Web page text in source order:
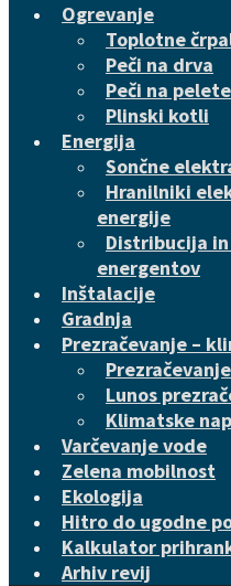
Ogrevanje
Toplotne
Peči na drva
Peči na pelete
Plinski kotli
Energija
Sončne
Hranilniki
energije
Distribucija
energentov
Inštalacije
Gradnja
Prezračevanje –
Prezračevanje
Lunos
Klimatske
Varčevanje vode
Zelena mobilnost
Ekologija
Hitro do ugodne
Kalkulator
Arhiv revij